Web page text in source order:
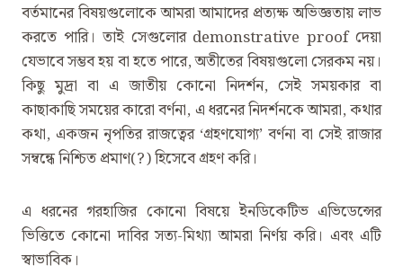
বর্তমানের বিষয়গুলোকে আমরা আমাদের প্রত্যক্ষ অভিজ্ঞতায় লাভ
করতে পারি। তাই সেগুলোর demonstrative proof দেয়া
যেভাবে সম্ভব হয় বা হতে পারে, অতীতের বিষয়গুলো সেরকম নয়।
কিছু মুদ্রা বা এ জাতীয় কোনো নিদর্শন, সেই সময়কার বা
কাছাকাছি সময়ের কারো বর্ণনা, এ ধরনের নিদর্শনকে আমরা, কথার
কথা, একজন নৃপতির রাজত্বের ‘গ্রহণযোগ্য’ বর্ণনা বা সেই রাজার
সম্বন্ধে নিশ্চিত প্রমাণ(?) হিসেবে গ্রহণ করি।
এ ধরনের গরহাজির কোনো বিষয়ে ইনডিকেটিভ এভিডেন্সের
ভিত্তিতে কোনো দাবির সত্য-মিথ্যা আমরা নির্ণয় করি। এবং এটি
স্বাভাবিক।